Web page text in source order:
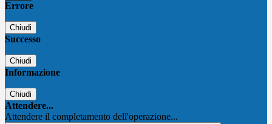
Errore
Chiudi
Successo
Chiudi
Informazione
Chiudi
Attendere...
Attendere il completamento dell'operazione...